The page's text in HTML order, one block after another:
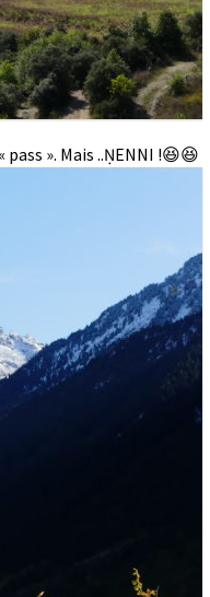
». Mais ..ṆENNI !😆😆